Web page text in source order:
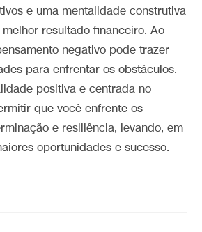
e uma mentalidade construtiva
resultado financeiro. Ao
negativo pode trazer
para enfrentar os obstáculos.
positiva e centrada no
que você enfrente os
e resiliência, levando, em
oportunidades e sucesso.